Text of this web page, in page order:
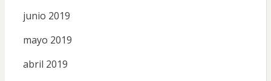
junio 2019
mayo 2019
abril 2019